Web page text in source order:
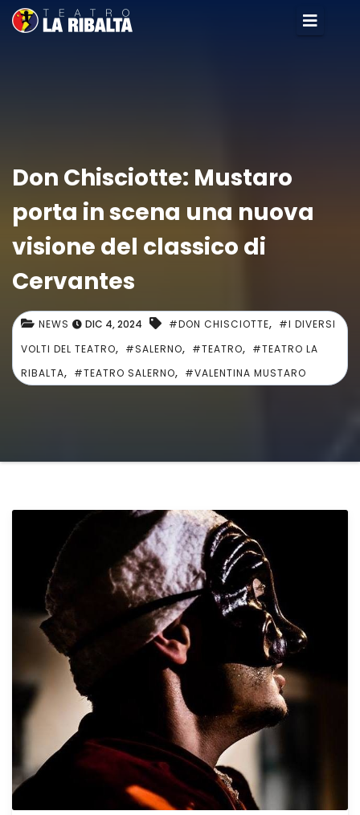
Don Chisciotte: Mustaro
porta in scena una nuova
visione del classico di
Cervantes
NEWS DIC 4, 2024 #DON CHISCIOTTE, #I DIVERSI
VOLTI DEL TEATRO, #SALERNO, #TEATRO, #TEATRO LA
RIBALTA, #TEATRO SALERNO, #VALENTINA MUSTARO